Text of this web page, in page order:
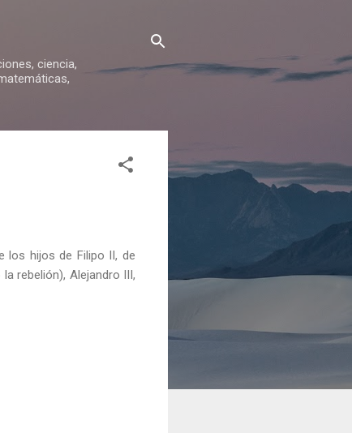
ciencia,
los hijos de Filipo II, de
rebelión), Alejandro III,